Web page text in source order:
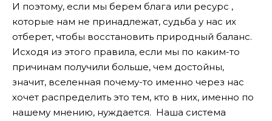
И поэтому, если мы берем блага или ресурс ,
которые нам не принадлежат, судьба у нас их
отберет, чтобы восстановить природный баланс.
Исходя из этого правила, если мы по каким-то
причинам получили больше, чем достойны,
значит, вселенная почему-то именно через нас
хочет распределить это тем, кто в них, именно по
нашему мнению, нуждается. Наша система